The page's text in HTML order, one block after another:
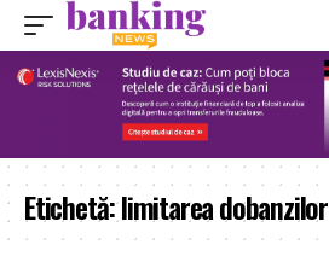
Etichetă:limitarea dobanzilor